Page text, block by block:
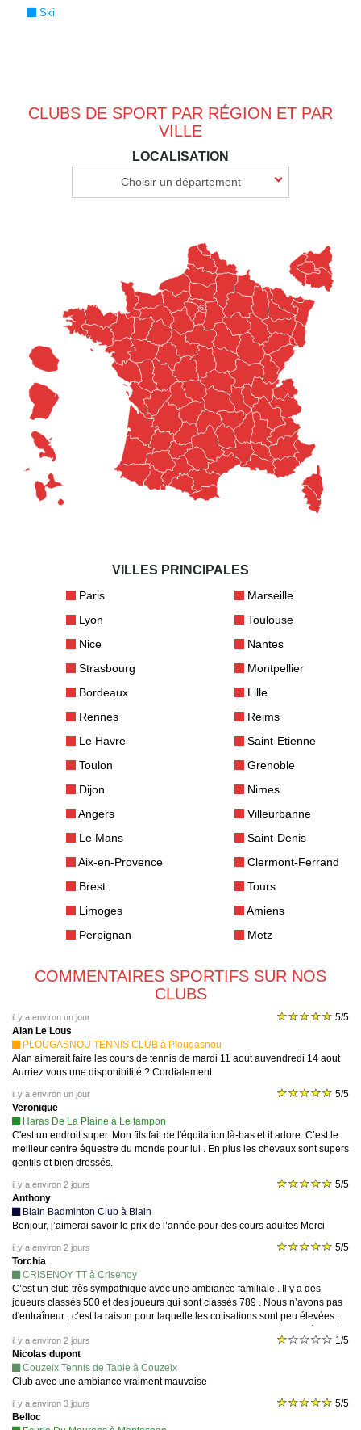
Ski
CLUBS DE SPORT PAR RÉGION ET PAR
VILLE
LOCALISATION
VILLES PRINCIPALES
Paris
Marseille
Lyon
Toulouse
Nice
Nantes
Strasbourg
Montpellier
Bordeaux
Lille
Rennes
Reims
Le Havre
Saint-Etienne
Toulon
Grenoble
Dijon
Nimes
Angers
Villeurbanne
Le Mans
Saint-Denis
Aix-en-Provence
Clermont-Ferrand
Brest
Tours
Limoges
Amiens
Perpignan
Metz
COMMENTAIRES SPORTIFS SUR NOS
CLUBS
il y a environ un jour
5/5
Alan Le Lous
PLOUGASNOU TENNIS CLUB à Plougasnou
Alan aimerait faire les cours de tennis de mardi 11 aout auvendredi 14 aout
Aurriez vous une disponibilité ? Cordialement
il y a environ un jour
5/5
Veronique
Haras De La Plaine à Le tampon
C'est un endroit super. Mon fils fait de l'équitation là-bas et il adore. C’est le
meilleur centre équestre du monde pour lui . En plus les chevaux sont supers
gentils et bien dressés.
il y a environ 2 jours
5/5
Anthony
Blain Badminton Club à Blain
Bonjour, j’aimerai savoir le prix de l’année pour des cours adultes Merci
il y a environ 2 jours
5/5
Torchia
CRISENOY TT à Crisenoy
C’est un club très sympathique avec une ambiance familiale . Il y a des
joueurs classés 500 et des joueurs qui sont classés 789 . Nous n’avons pas
d'entraîneur , c’est la raison pour laquelle les cotisations sont peu élevées ,
chacune et chacun apprennent les uns des autres. Nous avons une équipe
inscrite en Départemental 3 . Ce club de Tennis de Table , mérite votre
confiance.
il y a environ 2 jours
1/5
Nicolas dupont
Couzeix Tennis de Table à Couzeix
Club avec une ambiance vraiment mauvaise
il y a environ 3 jours
5/5
Belloc